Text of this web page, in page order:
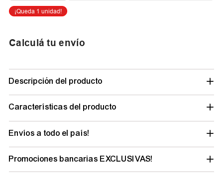
Calculá tu envío
Descripción del producto
Características del producto
Envíos a todo el país!
Promociones bancarias EXCLUSIVAS!